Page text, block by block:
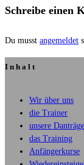
Schreibe einen
Du musst angemeldet
Inhalt
Wir über uns
die Trainer
unsere
das Training
Anfängerkurse